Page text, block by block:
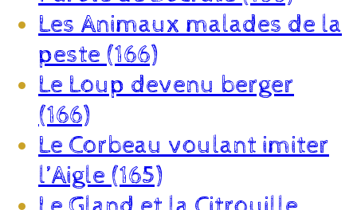
Les Animaux malades de la
peste (166)
Le Loup devenu berger
(166)
Le Corbeau voulant imiter
l’Aigle (165)